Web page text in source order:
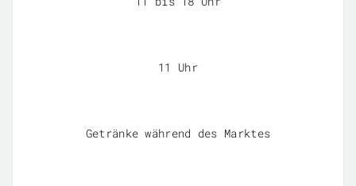
11 Uhr
Getränke während des Marktes